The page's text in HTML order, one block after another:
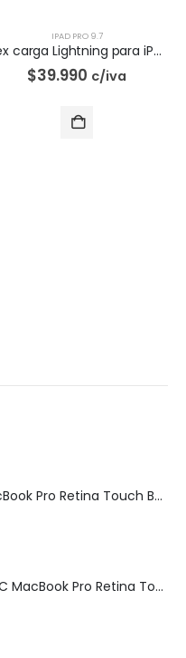
IPAD PRO 9.7
Flex carga Lightning para iPad Pro
$39.990 c/iva
Ventiladores MacBook Pro Retina Touch Bar 13 | A1706 (2016)
Jack power USB-C MacBook Pro Retina Touch Bar 13 | A1706 (2016)